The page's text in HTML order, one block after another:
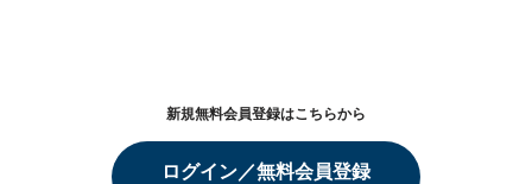
新規無料会員登録はこちらから
ログイン／無料会員登録